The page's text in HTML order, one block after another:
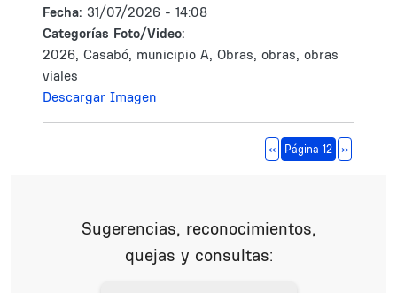
Fecha: 31/07/2026 - 14:08
Categorías Foto/Video:
2026, Casabó, municipio A, Obras, obras, obras
viales
Descargar Imagen
Página anterior
‹‹ Página 12 Siguiente
››
Sugerencias, reconocimientos,
quejas y consultas: